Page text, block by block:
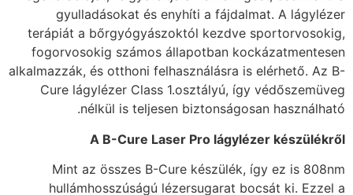
gyulladásokat és enyhíti a fájdalmat. A lágylézer
terápiát a bőrgyógyászoktól kezdve sportorvosokig,
fogorvosokig számos állapotban kockázatmentesen
alkalmazzák, és otthoni felhasználásra is elérhető. Az B-
Cure lágylézer Class 1.osztályú, így védőszemüveg
nélkül is teljesen biztonságosan használható.
A B-Cure Laser Pro lágylézer készülékről
Mint az összes B-Cure készülék, így ez is 808nm
hullámhosszúságú lézersugarat bocsát ki. Ezzel a